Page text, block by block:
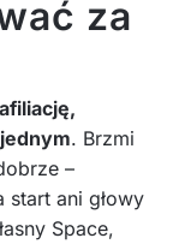
za
. Brzmi
–
start ani głowy
Space,